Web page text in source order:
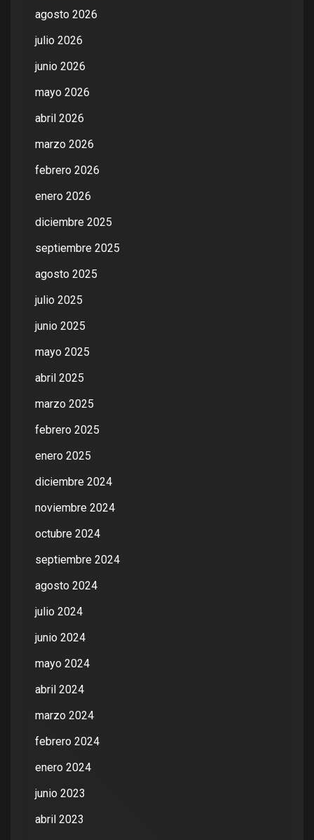
agosto 2026
julio 2026
junio 2026
mayo 2026
abril 2026
marzo 2026
febrero 2026
enero 2026
diciembre 2025
septiembre 2025
agosto 2025
julio 2025
junio 2025
mayo 2025
abril 2025
marzo 2025
febrero 2025
enero 2025
diciembre 2024
noviembre 2024
octubre 2024
septiembre 2024
agosto 2024
julio 2024
junio 2024
mayo 2024
abril 2024
marzo 2024
febrero 2024
enero 2024
junio 2023
abril 2023